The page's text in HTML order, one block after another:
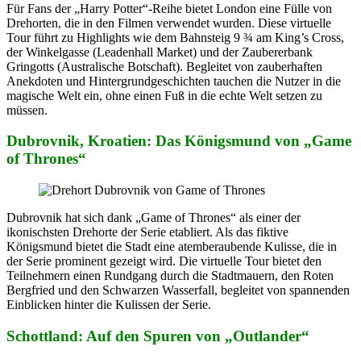
Für Fans der „Harry Potter“-Reihe bietet London eine Fülle von
Drehorten, die in den Filmen verwendet wurden. Diese virtuelle
Tour führt zu Highlights wie dem Bahnsteig 9 ¾ am King’s Cross,
der Winkelgasse (Leadenhall Market) und der Zaubererbank
Gringotts (Australische Botschaft). Begleitet von zauberhaften
Anekdoten und Hintergrundgeschichten tauchen die Nutzer in die
magische Welt ein, ohne einen Fuß in die echte Welt setzen zu
müssen.
Dubrovnik, Kroatien: Das Königsmund von „Game
of Thrones“
Dubrovnik hat sich dank „Game of Thrones“ als einer der
ikonischsten Drehorte der Serie etabliert. Als das fiktive
Königsmund bietet die Stadt eine atemberaubende Kulisse, die in
der Serie prominent gezeigt wird. Die virtuelle Tour bietet den
Teilnehmern einen Rundgang durch die Stadtmauern, den Roten
Bergfried und den Schwarzen Wasserfall, begleitet von spannenden
Einblicken hinter die Kulissen der Serie.
Schottland: Auf den Spuren von „Outlander“